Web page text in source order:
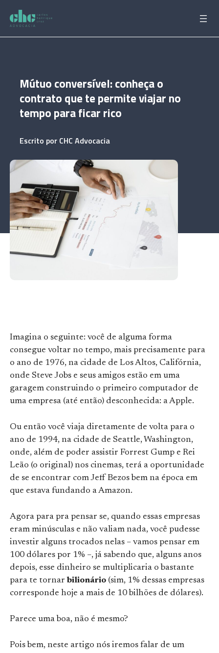
para
conteúdo
Mútuo conversível: conheça o
contrato que te permite viajar no
tempo para ficar rico
Escrito por CHC Advocacia
Imagina o seguinte: você de alguma forma
consegue voltar no tempo, mais precisamente para
o ano de 1976, na cidade de Los Altos, Califórnia,
onde Steve Jobs e seus amigos estão em uma
garagem construindo o primeiro computador de
uma empresa (até então) desconhecida: a Apple.
Ou então você viaja diretamente de volta para o
ano de 1994, na cidade de Seattle, Washington,
onde, além de poder assistir Forrest Gump e Rei
Leão (o original) nos cinemas, terá a oportunidade
de se encontrar com Jeff Bezos bem na época em
que estava fundando a Amazon.
Agora para pra pensar se, quando essas empresas
eram minúsculas e não valiam nada, você pudesse
investir alguns trocados nelas – vamos pensar em
100 dólares por 1% –, já sabendo que, alguns anos
depois, esse dinheiro se multiplicaria o bastante
para te tornarbilionário (sim, 1% dessas empresas
corresponde hoje a mais de 10 bilhões de dólares).
Parece uma boa, não é mesmo?
Pois bem, neste artigo nós iremos falar de um